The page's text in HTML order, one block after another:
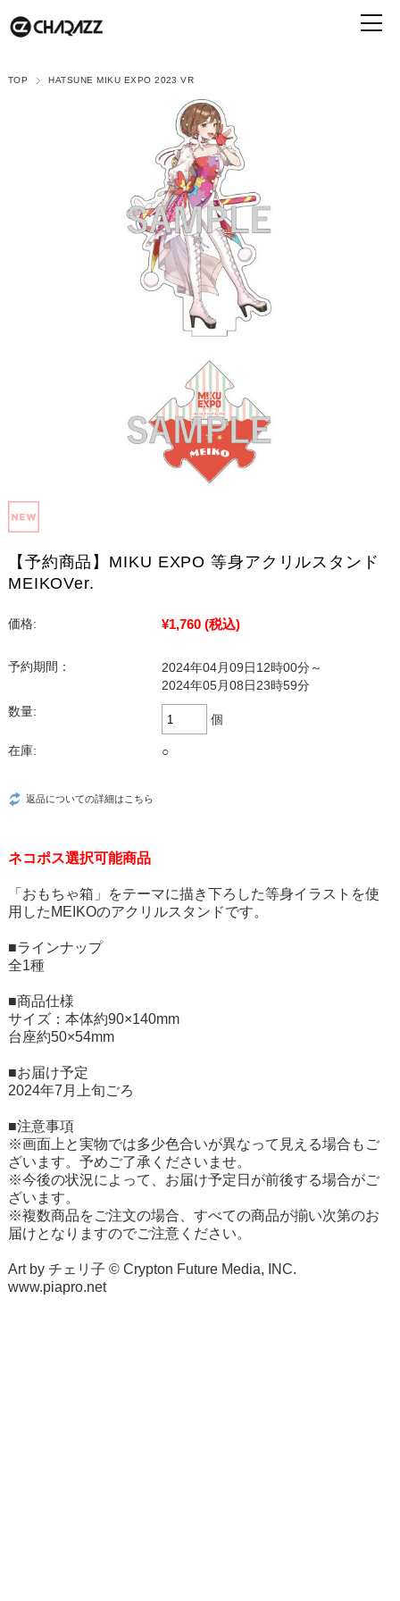
TOP HATSUNE MIKU EXPO 2023 VR
【予約商品】MIKU EXPO 等身アクリルスタンド
MEIKOVer.
価格: ¥1,760 (税込)
予約期間：
2024年04月09日12時00分～
2024年05月08日23時59分
数量:
個
在庫: ○
返品についての詳細はこちら
ネコポス選択可能商品
「おもちゃ箱」をテーマに描き下ろした等身イラストを使
用したMEIKOのアクリルスタンドです。
■ラインナップ
全1種
■商品仕様
サイズ：本体約90×140mm
台座約50×54mm
■お届け予定
2024年7月上旬ごろ
■注意事項
※画面上と実物では多少色合いが異なって見える場合もご
ざいます。予めご了承くださいませ。
※今後の状況によって、お届け予定日が前後する場合がご
ざいます。
※複数商品をご注文の場合、すべての商品が揃い次第のお
届けとなりますのでご注意ください。
Art by チェリ子 © Crypton Future Media, INC.
www.piapro.net